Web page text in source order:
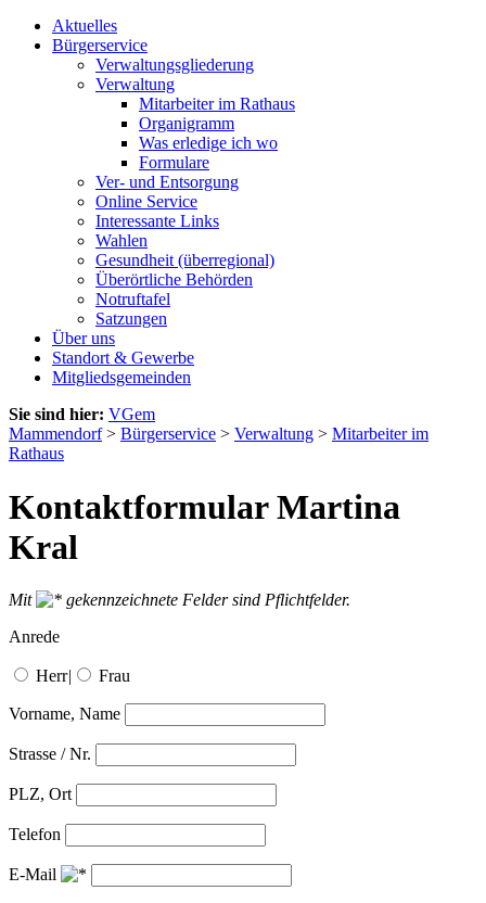
Aktuelles
Bürgerservice
Verwaltungsgliederung
Verwaltung
Mitarbeiter im Rathaus
Organigramm
Was erledige ich wo
Formulare
Ver- und Entsorgung
Online Service
Interessante Links
Wahlen
Gesundheit (überregional)
Überörtliche Behörden
Notruftafel
Satzungen
Über uns
Standort & Gewerbe
Mitgliedsgemeinden
Sie sind hier: VGem
Mammendorf> Bürgerservice > Verwaltung > Mitarbeiter im
Rathaus
Kontaktformular Martina
Kral
Mit
gekennzeichnete Felder sind Pflichtfelder.
Anrede
Herr| Frau
Vorname, Name
Strasse / Nr.
PLZ, Ort
Telefon
E-Mail